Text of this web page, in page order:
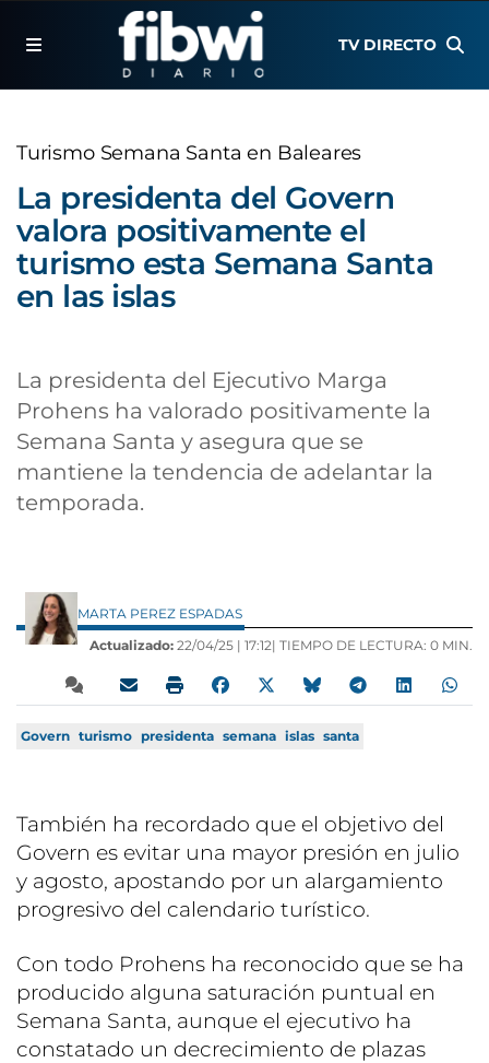
TV DIRECTO
Turismo Semana Santa en Baleares
La presidenta del Govern
valora positivamente el
turismo esta Semana Santa
en las islas
La presidenta del Ejecutivo Marga
Prohens ha valorado positivamente la
Semana Santa y asegura que se
mantiene la tendencia de adelantar la
temporada.
MARTA PEREZ ESPADAS
Actualizado: 22/04/25 | 17:12| TIEMPO DE LECTURA: 0 MIN.
Govern turismo presidenta semana islas santa
También ha recordado que el objetivo del
Govern es evitar una mayor presión en julio
y agosto, apostando por un alargamiento
progresivo del calendario turístico.
Con todo Prohens ha reconocido que se ha
producido alguna saturación puntual en
Semana Santa, aunque el ejecutivo ha
constatado un decrecimiento de plazas